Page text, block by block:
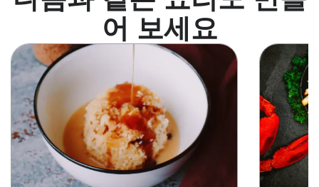
어 보세요
이
미
이
미
지